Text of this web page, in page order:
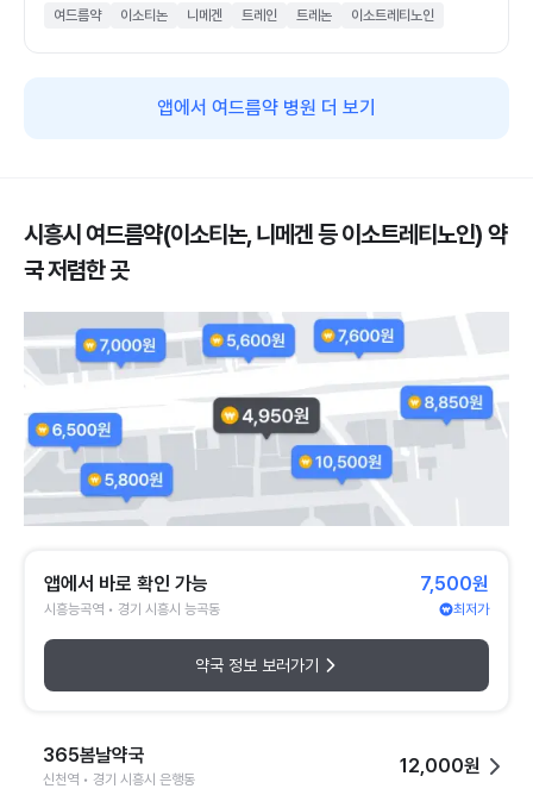
여드름약 이소티논 니메겐 트레인 트레논 이소트레티노인
앱에서 여드름약 병원 더 보기
시흥시 여드름약(이소티논, 니메겐 등 이소트레티노인) 약
국 저렴한 곳
앱에서 바로 확인 가능
시흥능곡역 • 경기 시흥시 능곡동
7,500원
최저가
약국 정보 보러가기
365봄날약국
신천역 • 경기 시흥시 은행동
12,000원